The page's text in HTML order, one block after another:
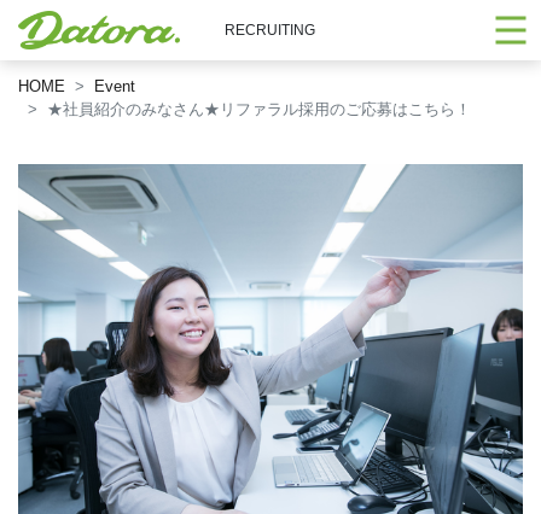
RECRUITING
HOME
Event
★社員紹介のみなさん★リファラル採用のご応募はこちら！